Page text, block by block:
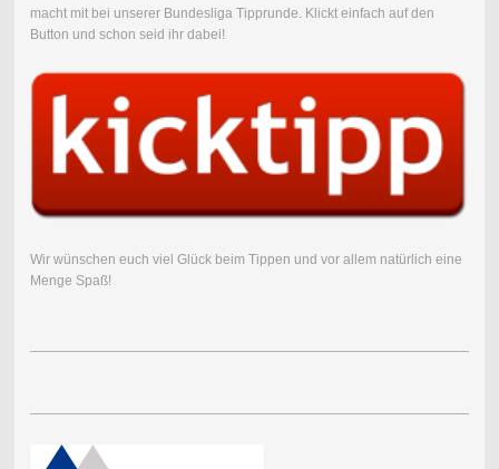
macht mit bei unserer Bundesliga Tipprunde. Klickt einfach auf den
Button und schon seid ihr dabei!
Wir wünschen euch viel Glück beim Tippen und vor allem natürlich eine
Menge Spaß!